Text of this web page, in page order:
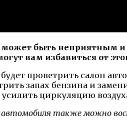
может быть неприятным
вам избавиться от
проветрить салон
запах бензина и
циркуляцию
автомобиля также можно